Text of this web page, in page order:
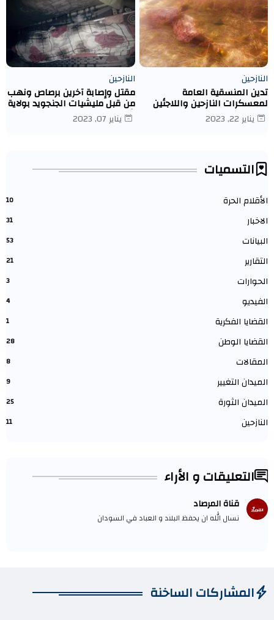
النازحين
تدين المنسقية العامة
لمعسكرات النازحين واللاجئين
قتل النازحة/ نوال إسماعيل
يعقوب يوسف عبد الله
يناير 22, 2023
النازحين
مقتل وإصابة آخرين برصاص ونهب
من قبل مليشيات الجنجويد بولاية
شمال دارفور كبكابية.
يناير 07, 2023
التسميات
الأقلام الحرة 10
الاخبار 31
البيانات 53
التقارير 21
الحوارات 3
الفيديو 4
القضايا الفكرية 1
القضايا الوطن 28
المقالات 8
الميدان التغيير 9
الميدان الثورة 25
النازحين 11
التعليقات و الأراء
قناة المرصاد
نسال الله ان يحفظ البلاد و العباد في السودان
المشاركات الساخنة